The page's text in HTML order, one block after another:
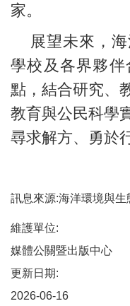
家。
展望未來，海
學校及各界夥
點，結合研究、
教育與公民科學
尋求解方、勇於
訊息來源:海洋環境與生
維護單位:
媒體公關暨出版中心
更新日期:
2026-06-16